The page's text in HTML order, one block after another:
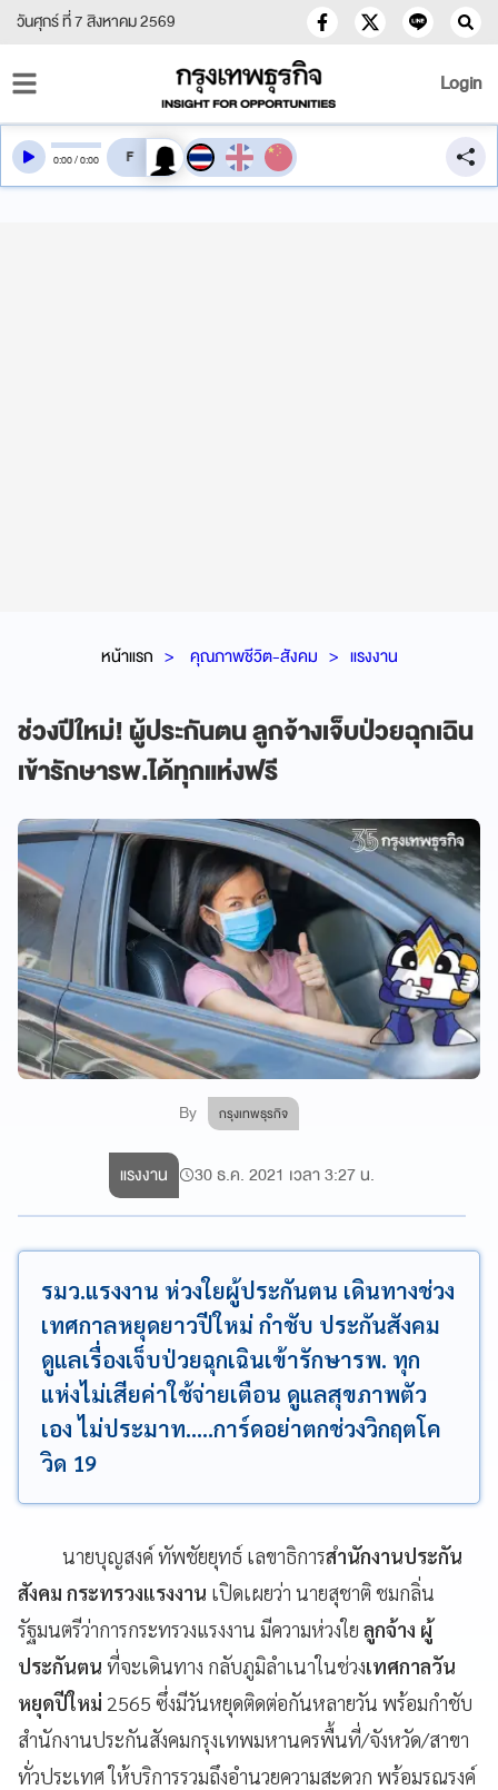
วันศุกร์ ที่ 7 สิงหาคม 2569
Login
หน้าแรก คุณภาพชีวิต-สังคม แรงงาน
ช่วงปีใหม่! ผู้ประกันตน ลูกจ้างเจ็บป่วยฉุกเฉิน
เข้ารักษารพ.ได้ทุกแห่งฟรี
By กรุงเทพธุรกิจ
0:00/0:00 สลับเสียงอ่าน
แรงงาน 30 ธ.ค. 2021 เวลา 3:27 น.
รมว.แรงงาน ห่วงใยผู้ประกันตน เดินทางช่วง
เทศกาลหยุดยาวปีใหม่ กำชับ ประกันสังคม
ดูแลเรื่องเจ็บป่วยฉุกเฉินเข้ารักษารพ. ทุก
แห่งไม่เสียค่าใช้จ่ายเตือน ดูแลสุขภาพตัว
เอง ไม่ประมาท.....การ์ดอย่าตกช่วงวิกฤตโค
วิด 19
นายบุญสงค์ ทัพชัยยุทธ์ เลขาธิการสำนักงานประกัน
สังคม กระทรวงแรงงาน เปิดเผยว่า นายสุชาติ ชมกลิ่น
รัฐมนตรีว่าการกระทรวงแรงงาน มีความห่วงใย ลูกจ้าง ผู้
ประกันตน ที่จะเดินทาง กลับภูมิลำเนาในช่วงเทศกาลวัน
หยุดปีใหม่ 2565 ซึ่งมีวันหยุดติดต่อกันหลายวัน พร้อมกำชับ
สำนักงานประกันสังคมกรุงเทพมหานครพื้นที่/จังหวัด/สาขา
ทั่วประเทศ ให้บริการรวมถึงอำนวยความสะดวก พร้อมรณรงค์